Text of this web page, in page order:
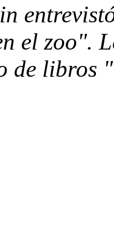
el zoo".
de libros